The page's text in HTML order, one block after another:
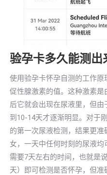
验孕卡多久能测出
使用验孕卡怀孕自测的工作原
促性腺激素的值。这种激素
后它就会出现在尿液里，但
到10-14天才逐渐明显。对于
的第一次尿液检测，结果更
女，一天中任何时刻的尿液
需要7天左右的时间，也就是
天）即可检测是否怀孕，但